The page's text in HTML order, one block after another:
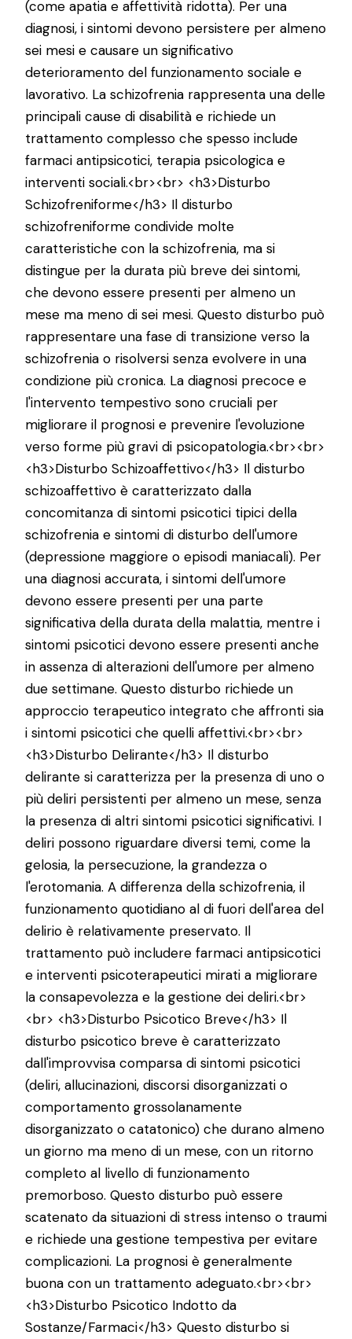
(come apatia e affettività ridotta). Per una
diagnosi, i sintomi devono persistere per almeno
sei mesi e causare un significativo
deterioramento del funzionamento sociale e
lavorativo. La schizofrenia rappresenta una delle
principali cause di disabilità e richiede un
trattamento complesso che spesso include
farmaci antipsicotici, terapia psicologica e
interventi sociali.<br><br> <h3>Disturbo
Schizofreniforme</h3> Il disturbo
schizofreniforme condivide molte
caratteristiche con la schizofrenia, ma si
distingue per la durata più breve dei sintomi,
che devono essere presenti per almeno un
mese ma meno di sei mesi. Questo disturbo può
rappresentare una fase di transizione verso la
schizofrenia o risolversi senza evolvere in una
condizione più cronica. La diagnosi precoce e
l'intervento tempestivo sono cruciali per
migliorare il prognosi e prevenire l'evoluzione
verso forme più gravi di psicopatologia.<br><br>
<h3>Disturbo Schizoaffettivo</h3> Il disturbo
schizoaffettivo è caratterizzato dalla
concomitanza di sintomi psicotici tipici della
schizofrenia e sintomi di disturbo dell'umore
(depressione maggiore o episodi maniacali). Per
una diagnosi accurata, i sintomi dell'umore
devono essere presenti per una parte
significativa della durata della malattia, mentre i
sintomi psicotici devono essere presenti anche
in assenza di alterazioni dell'umore per almeno
due settimane. Questo disturbo richiede un
approccio terapeutico integrato che affronti sia
i sintomi psicotici che quelli affettivi.<br><br>
<h3>Disturbo Delirante</h3> Il disturbo
delirante si caratterizza per la presenza di uno o
più deliri persistenti per almeno un mese, senza
la presenza di altri sintomi psicotici significativi. I
deliri possono riguardare diversi temi, come la
gelosia, la persecuzione, la grandezza o
l'erotomania. A differenza della schizofrenia, il
funzionamento quotidiano al di fuori dell'area del
delirio è relativamente preservato. Il
trattamento può includere farmaci antipsicotici
e interventi psicoterapeutici mirati a migliorare
la consapevolezza e la gestione dei deliri.<br>
<br> <h3>Disturbo Psicotico Breve</h3> Il
disturbo psicotico breve è caratterizzato
dall'improvvisa comparsa di sintomi psicotici
(deliri, allucinazioni, discorsi disorganizzati o
comportamento grossolanamente
disorganizzato o catatonico) che durano almeno
un giorno ma meno di un mese, con un ritorno
completo al livello di funzionamento
premorboso. Questo disturbo può essere
scatenato da situazioni di stress intenso o traumi
e richiede una gestione tempestiva per evitare
complicazioni. La prognosi è generalmente
buona con un trattamento adeguato.<br><br>
<h3>Disturbo Psicotico Indotto da
Sostanze/Farmaci</h3> Questo disturbo si